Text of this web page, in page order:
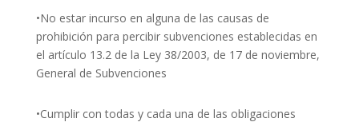
•No estar incurso en alguna de las causas de
prohibición para percibir subvenciones establecidas en
el artículo 13.2 de la Ley 38/2003, de 17 de noviembre,
General de Subvenciones
•Cumplir con todas y cada una de las obligaciones